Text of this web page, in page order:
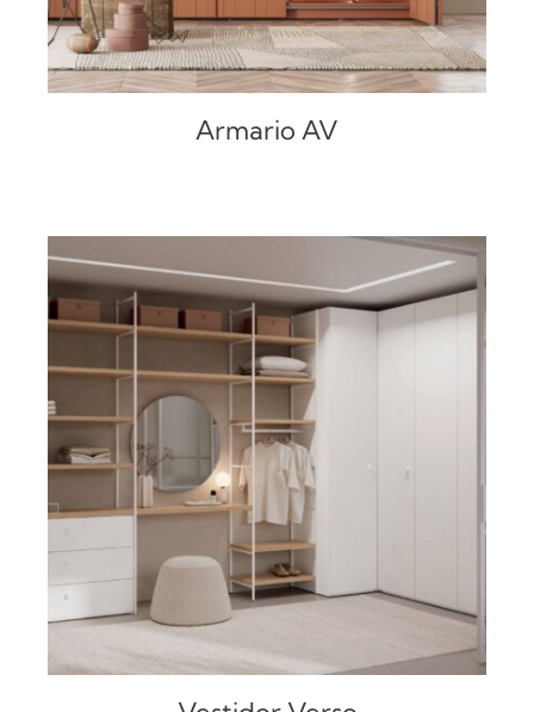
Armario AV
DETALLES